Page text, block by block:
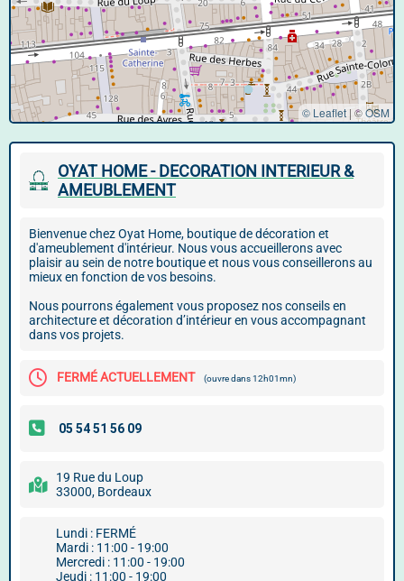
© Leaflet | ©OSM
OYAT HOME - DECORATION INTERIEUR &
AMEUBLEMENT
Bienvenue chez Oyat Home, boutique de décoration et
d'ameublement d'intérieur. Nous vous accueillerons avec
plaisir au sein de notre boutique et nous vous conseillerons au
mieux en fonction de vos besoins.
Nous pourrons également vous proposez nos conseils en
architecture et décoration d’intérieur en vous accompagnant
dans vos projets.
FERMÉ ACTUELLEMENT (ouvre dans 12h01mn)
19 Rue du Loup
33000, Bordeaux
Lundi : FERMÉ
Mardi : 11:00 - 19:00
Mercredi : 11:00 - 19:00
Jeudi : 11:00 - 19:00